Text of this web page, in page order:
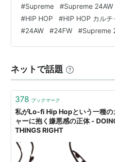
り過ぎてる気もしますが
す😆 本題ですが私が狙ったの
Navy,Grey,Whiteのどれか買
沈😵‍💫 Liberty Tee Pink一択🫡
#Supreme #Supreme 24AW
#HIP HOP #HIP HOP カルチ
#24AW #24FW #Supreme
ネットで話題
378 ブックマーク
私がLo-fi Hip Hopという一種の
ャーに抱く嫌悪感の正体 -
THINGS RIGHT